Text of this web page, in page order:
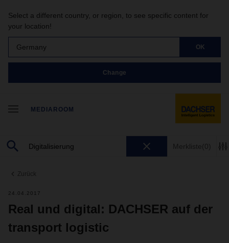
Select a different country, or region, to see specific content for
your location!
Germany OK
Change
MEDIAROOM
Merkliste(0)
Zurück
24.04.2017
Real und digital: DACHSER auf der
transport logistic